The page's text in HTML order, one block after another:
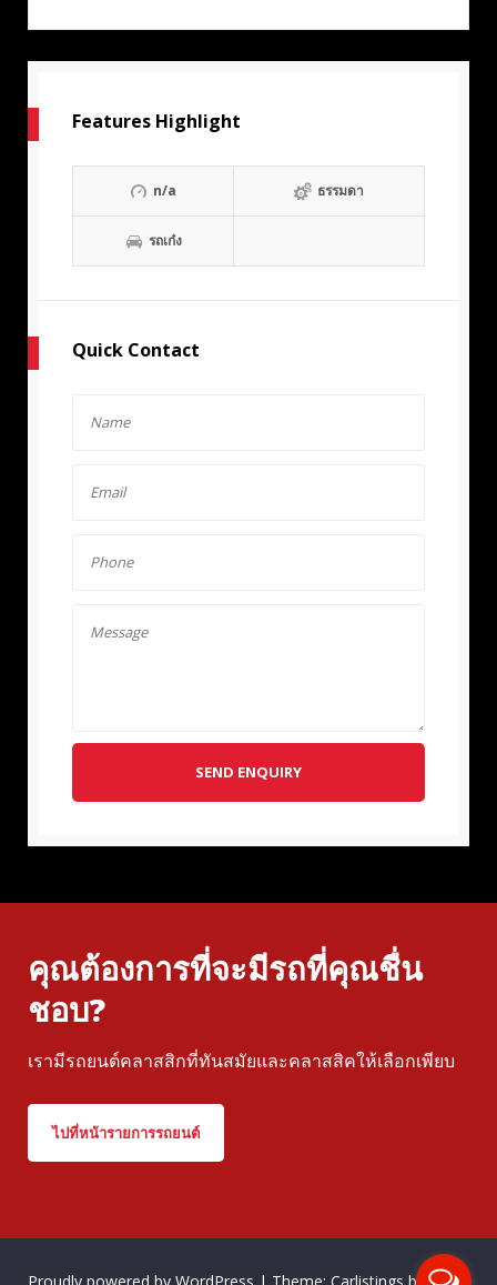
Features Highlight
n/a ธรรมดา
รถเก๋ง
Quick Contact
SEND ENQUIRY
คุณต้องการที่จะมีรถที่คุณชื่น
ชอบ?
เรามีรถยนต์คลาสสิกที่ทันสมัยและคลาสสิคให้เลือกเพียบ
ไปที่หน้ารายการรถยนต์